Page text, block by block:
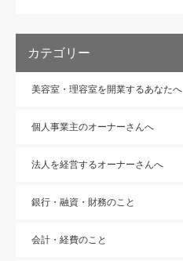
カテゴリー
美容室・理容室を開業するあなたへ
個人事業主のオーナーさんへ
法人を経営するオーナーさんへ
銀行・融資・財務のこと
会計・経費のこと